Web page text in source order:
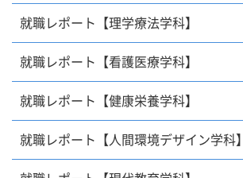
就職レポート【理学療法学科】
就職レポート【看護医療学科】
就職レポート【健康栄養学科】
就職レポート【人間環境デザイン学科】